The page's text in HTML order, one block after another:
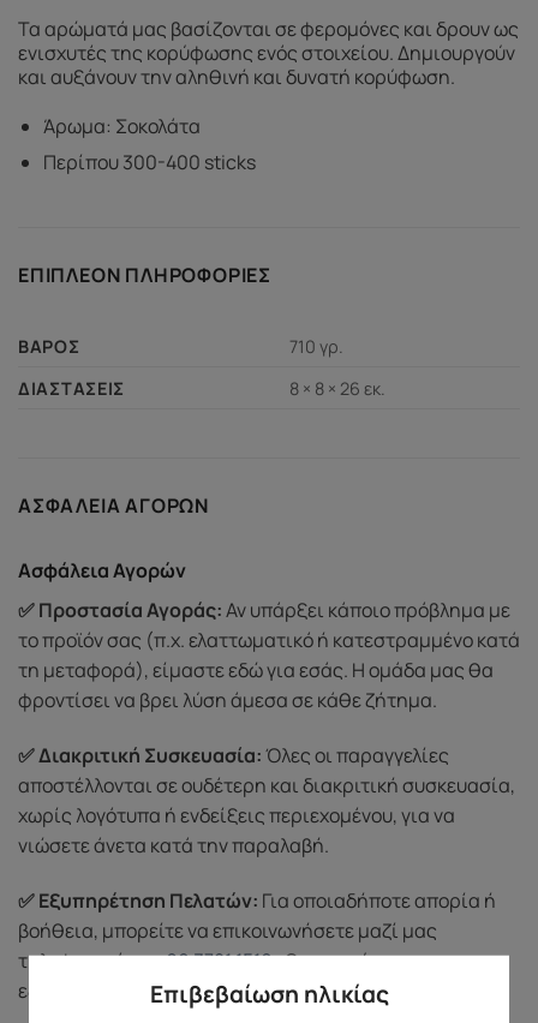
Τα αρώματά μας βασίζονται σε φερομόνες και δρουν ως
ενισχυτές της κορύφωσης ενός στοιχείου. Δημιουργούν
και αυξάνουν την αληθινή και δυνατή κορύφωση.
Άρωμα: Σοκολάτα
Περίπου 300-400 sticks
ΕΠΙΠΛΈΟΝ ΠΛΗΡΟΦΟΡΊΕΣ
ΒΆΡΟΣ
710 γρ.
ΔΙΑΣΤΆΣΕΙΣ
8 × 8 × 26 εκ.
ΑΣΦΆΛΕΙΑ ΑΓΟΡΏΝ
Ασφάλεια Αγορών
✅ Προστασία Αγοράς:Αν υπάρξει κάποιο πρόβλημα με
το προϊόν σας (π.χ. ελαττωματικό ή κατεστραμμένο κατά
τη μεταφορά), είμαστε εδώ για εσάς. Η ομάδα μας θα
φροντίσει να βρει λύση άμεσα σε κάθε ζήτημα.
✅ Διακριτική Συσκευασία:Όλες οι παραγγελίες
αποστέλλονται σε ουδέτερη και διακριτική συσκευασία,
χωρίς λογότυπα ή ενδείξεις περιεχομένου, για να
νιώσετε άνετα κατά την παραλαβή.
✅ Εξυπηρέτηση Πελατών: Για οποιαδήποτε απορία ή
βοήθεια, μπορείτε να επικοινωνήσετε μαζί μας
τηλεφωνικά στο69 3721 1519. Θα χαρούμε να σας
εξυπηρετήσουμε με διακριτικότητα και σεβασμό.
Επιβεβαίωση ηλικίας